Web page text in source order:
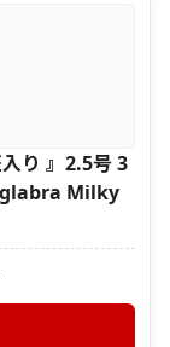
り 』2.5号 3
glabra Milky